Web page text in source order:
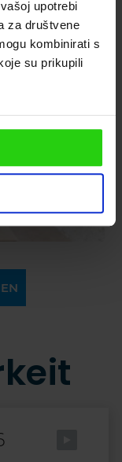
upotrebi
za društvene
kombinirati s
su prikupili